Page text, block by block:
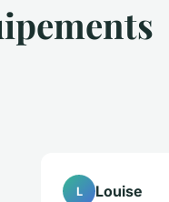
L Louise